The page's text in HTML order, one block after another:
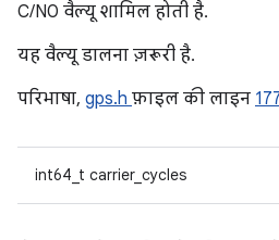
C/N0 वैल्यू शामिल होती है.
यह वैल्यू डालना ज़रूरी है.
परिभाषा, gps.h फ़ाइल की लाइन
int64_t carrier_cycles